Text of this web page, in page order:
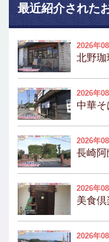
最近紹介された
2026年
北野珈
2026年
中華
2026年
長崎
2026年
美食
2026年